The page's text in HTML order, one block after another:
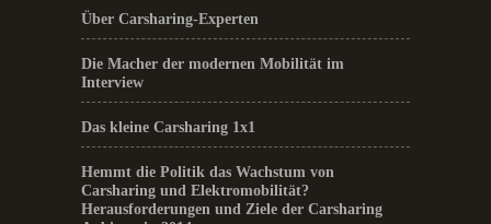
Über Carsharing-Experten
Die Macher der modernen Mobilität im
Interview
Das kleine Carsharing 1x1
Hemmt die Politik das Wachstum von
Carsharing und Elektromobilität?
Herausforderungen und Ziele der Carsharing